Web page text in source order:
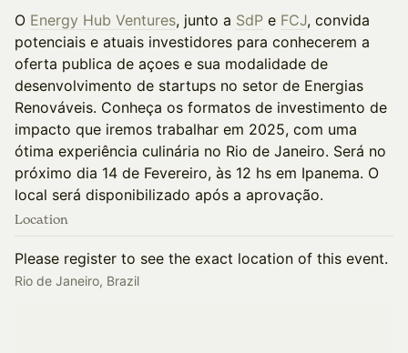
O Energy Hub Ventures, junto a SdP e FCJ, convida
potenciais e atuais investidores para conhecerem a
oferta publica de açoes e sua modalidade de
desenvolvimento de startups no setor de Energias
Renováveis. Conheça os formatos de investimento de
impacto que iremos trabalhar em 2025, com uma
ótima experiência culinária no Rio de Janeiro. Será no
próximo dia 14 de Fevereiro, às 12 hs em Ipanema. O
local será disponibilizado após a aprovação.
Location
Please register to see the exact location of this event.
Rio de Janeiro, Brazil